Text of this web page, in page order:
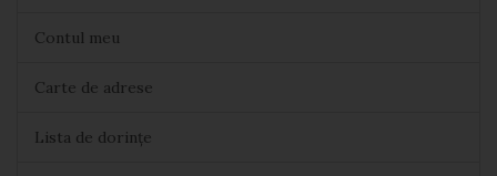
Contul meu
Carte de adrese
Lista de dorințe